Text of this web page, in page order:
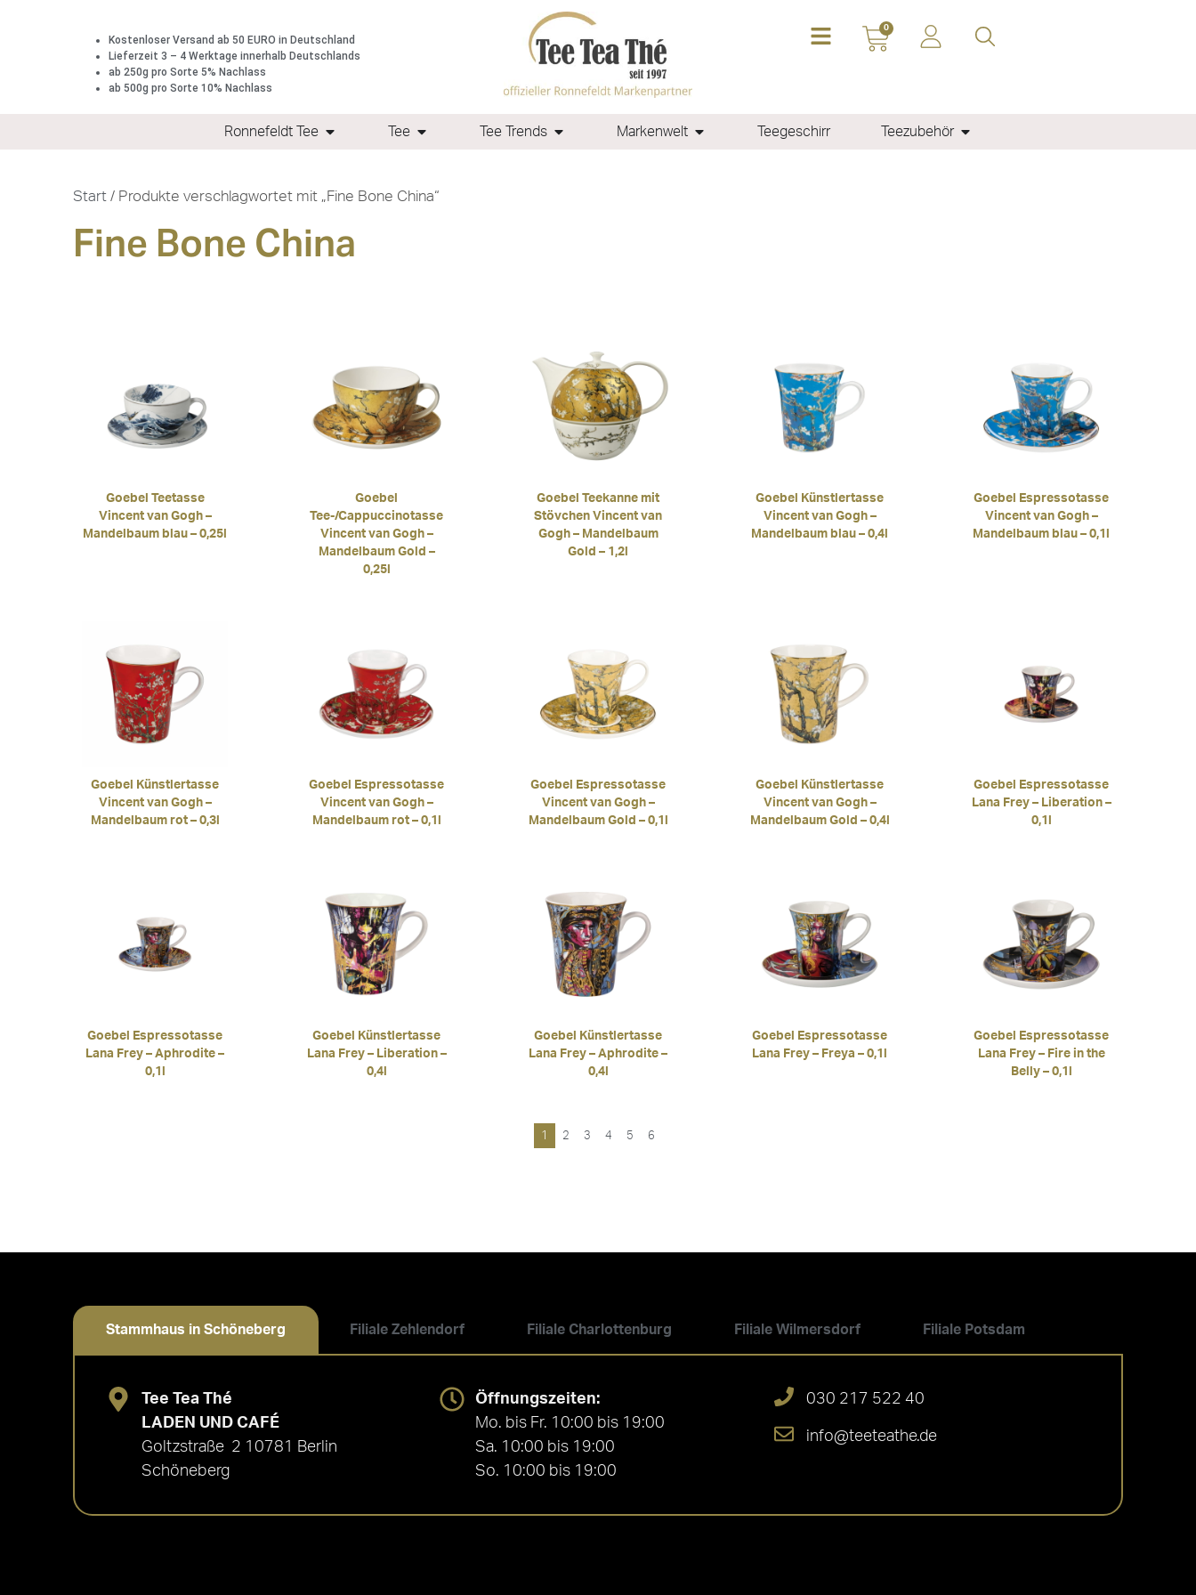
Kostenloser Versand ab 50 EURO in Deutschland
Lieferzeit 3 – 4 Werktage innerhalb Deutschlands
ab 250g pro Sorte 5% Nachlass
ab 500g pro Sorte 10% Nachlass
0
Ronnefeldt Tee Tee Tee Trends Markenwelt Teegeschirr Teezubehör
Start / Produkte verschlagwortet mit „Fine Bone China“
Fine Bone China
Goebel Teetasse
Vincent van Gogh –
Mandelbaum blau – 0,25l
Goebel
Tee-/Cappuccinotasse
Vincent van Gogh –
Mandelbaum Gold –
0,25l
Goebel Teekanne mit
Stövchen Vincent van
Gogh – Mandelbaum
Gold – 1,2l
Goebel Künstlertasse
Vincent van Gogh –
Mandelbaum blau – 0,4l
Goebel Espressotasse
Vincent van Gogh –
Mandelbaum blau – 0,1l
Goebel Künstlertasse
Vincent van Gogh –
Mandelbaum rot – 0,3l
Goebel Espressotasse
Vincent van Gogh –
Mandelbaum rot – 0,1l
Goebel Espressotasse
Vincent van Gogh –
Mandelbaum Gold – 0,1l
Goebel Künstlertasse
Vincent van Gogh –
Mandelbaum Gold – 0,4l
Goebel Espressotasse
Lana Frey – Liberation –
0,1l
Goebel Espressotasse
Lana Frey – Aphrodite –
0,1l
Goebel Künstlertasse
Lana Frey – Liberation –
0,4l
Goebel Künstlertasse
Lana Frey – Aphrodite –
0,4l
Goebel Espressotasse
Lana Frey – Freya – 0,1l
Goebel Espressotasse
Lana Frey – Fire in the
Belly – 0,1l
1 2 3 4 5 6
Stammhaus in Schöneberg Filiale Zehlendorf Filiale Charlottenburg Filiale Wilmersdorf Filiale Potsdam
Tee Tea Thé
LADEN UND CAFÉ
Goltzstraße 2 10781 Berlin
Schöneberg
Öffnungszeiten:
Mo. bis Fr. 10:00 bis 19:00
Sa. 10:00 bis 19:00
So. 10:00 bis 19:00
030 217 522 40
info@teeteathe.de